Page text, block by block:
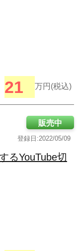
21 万円(税込)
登録日:2022/05/09
販売中
るYouTube切